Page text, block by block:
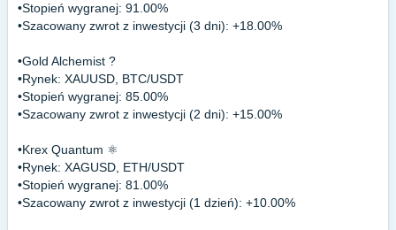
•Stopień wygranej: 91.00%
•Szacowany zwrot z inwestycji (3 dni): +18.00%
•Gold Alchemist ?
•Rynek: XAUUSD, BTC/USDT
•Stopień wygranej: 85.00%
•Szacowany zwrot z inwestycji (2 dni): +15.00%
•Krex Quantum ⚛️
•Rynek: XAGUSD, ETH/USDT
•Stopień wygranej: 81.00%
•Szacowany zwrot z inwestycji (1 dzień): +10.00%